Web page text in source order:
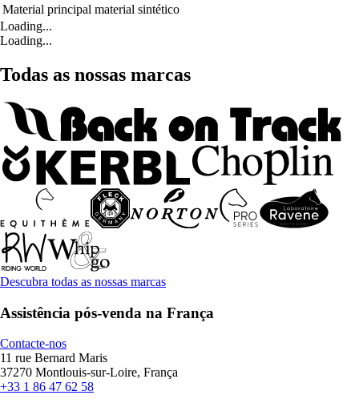
Material principal material sintético
Loading...
Loading...
Todas as nossas marcas
Descubra todas as nossas marcas
Assistência pós-venda na França
Contacte-nos
11 rue Bernard Maris
37270 Montlouis-sur-Loire, França
+33 1 86 47 62 58